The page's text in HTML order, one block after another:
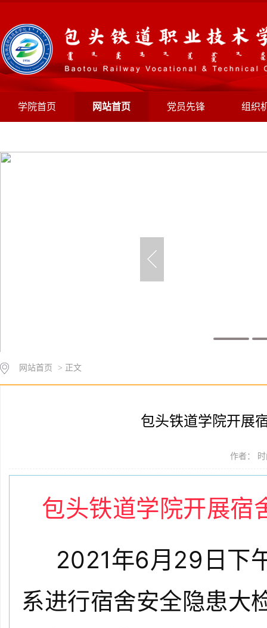
学院首页 网站首页 党员先锋 组织
网站首页 > 正文
包头铁道学院开展
作者： 时
包头铁道学院开展宿
2021年6月29日下
系进行宿舍安全隐患大